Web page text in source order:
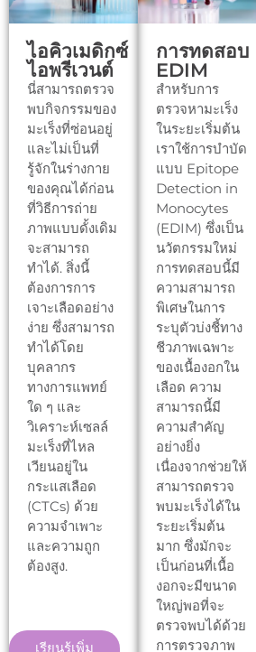
ไอคิวเมดิกซ์
ไอพรีเวนต์
นี่สามารถตรวจ
พบกิจกรรมของ
มะเร็งที่ซ่อนอยู่
และไม่เป็นที่
รู้จักในร่างกาย
ของคุณได้ก่อน
ที่วิธีการถ่าย
ภาพแบบดั้งเดิม
จะสามารถ
ทำได้. สิ่งนี้
ต้องการการ
เจาะเลือดอย่าง
ง่าย ซึ่งสามารถ
ทำได้โดย
บุคลากร
ทางการแพทย์
ใด ๆ และ
วิเคราะห์เซลล์
มะเร็งที่ไหล
เวียนอยู่ใน
กระแสเลือด
(CTCs) ด้วย
ความจำเพาะ
และความถูก
ต้องสูง.
เรียนรู้เพิ่ม
การทดสอบ
EDIM
สำหรับการ
ตรวจหามะเร็ง
ในระยะเริ่มต้น
เราใช้การบำบัด
แบบ Epitope
Detection in
Monocytes
(EDIM) ซึ่งเป็น
นวัตกรรมใหม่
การทดสอบนี้มี
ความสามารถ
พิเศษในการ
ระบุตัวบ่งชี้ทาง
ชีวภาพเฉพาะ
ของเนื้องอกใน
เลือด ความ
สามารถนี้มี
ความสำคัญ
อย่างยิ่ง
เนื่องจากช่วยให้
สามารถตรวจ
พบมะเร็งได้ใน
ระยะเริ่มต้น
มาก ซึ่งมักจะ
เป็นก่อนที่เนื้อ
งอกจะมีขนาด
ใหญ่พอที่จะ
ตรวจพบได้ด้วย
การตรวจภาพ